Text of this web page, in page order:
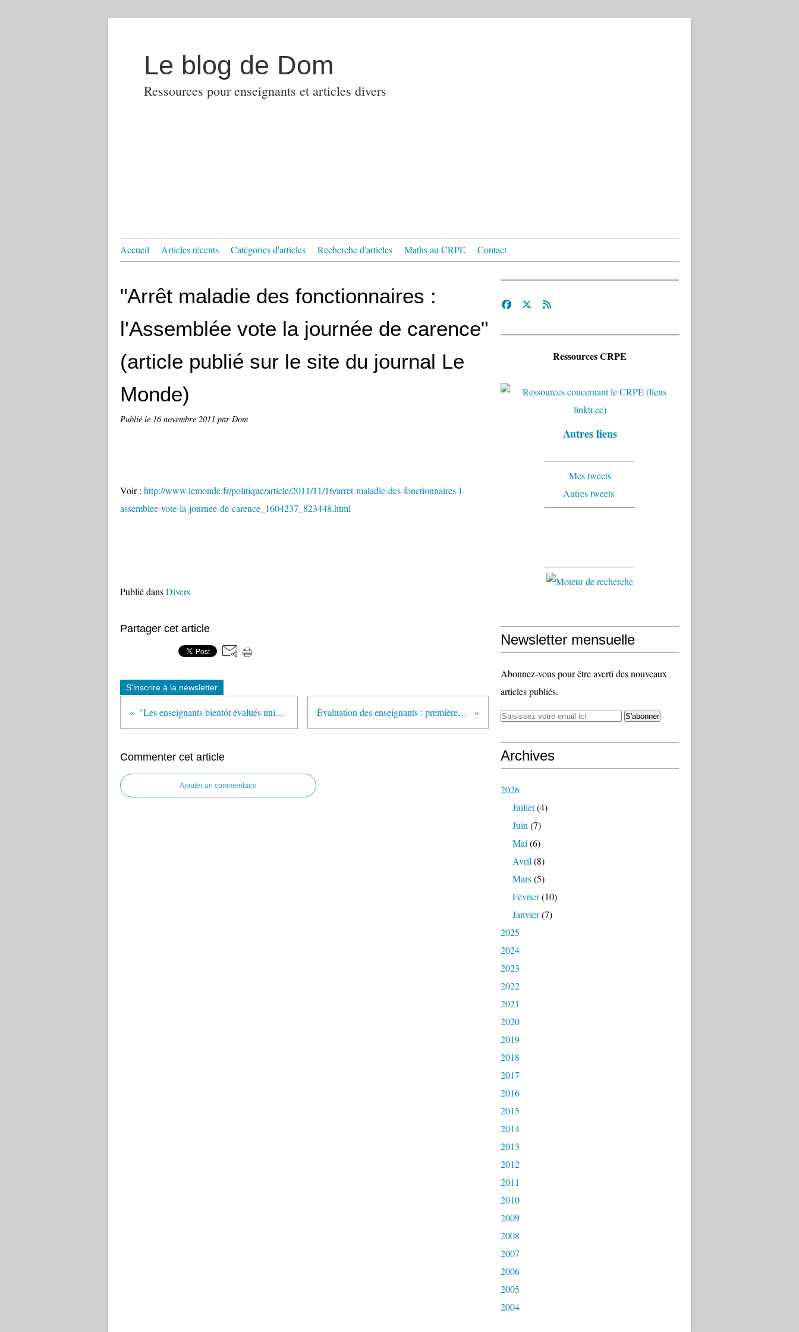
Le blog de Dom
Ressources pour enseignants et articles divers
Accueil Articles récents Catégories d'articles Recherche d'articles Maths au CRPE Contact
"Arrêt maladie des fonctionnaires :
l'Assemblée vote la journée de carence"
(article publié sur le site du journal Le
Monde)
Publié le 16 novembre 2011 par Dom
Voir : http://www.lemonde.fr/politique/article/2011/11/16/arret-maladie-des-fonctionnaires-l-
assemblee-vote-la-journee-de-carence_1604237_823448.html
Publié dansDivers
Partager cet article
S'inscrire à la newsletter
"Les enseignants bientôt évalués uniquement par leur chef d'établissement" (France Info) Évaluation des enseignants : premières réactions syndicales aux projets de décret et d’arrêté
Commenter cet article
Ajouter un commentaire
Ressources CRPE
Autres liens
Mes tweets
Autres tweets
Newsletter mensuelle
Abonnez-vous pour être averti des nouveaux
articles publiés.
Archives
2026
Juillet(4)
Juin (7)
Mai (6)
Avril (8)
Mars(5)
Février(10)
Janvier(7)
2025
2024
2023
2022
2021
2020
2019
2018
2017
2016
2015
2014
2013
2012
2011
2010
2009
2008
2007
2006
2005
2004